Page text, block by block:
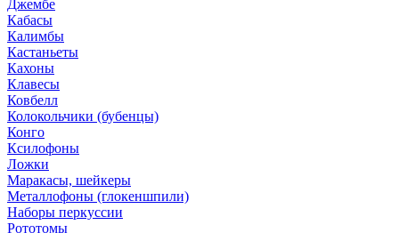
Джембе
Кабасы
Калимбы
Кастаньеты
Кахоны
Клавесы
Ковбелл
Колокольчики (бубенцы)
Конго
Ксилофоны
Ложки
Маракасы, шейкеры
Металлофоны (глокеншпили)
Наборы перкуссии
Рототомы